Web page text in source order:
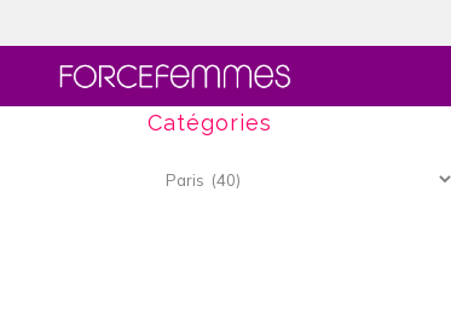
Catégories
Catégories